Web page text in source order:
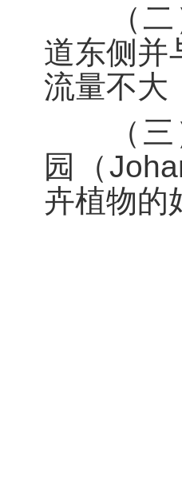
（二）
道东侧并
流量不大
（三）
园（
卉植物的